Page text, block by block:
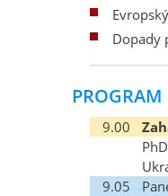
Dopady
PROGRAM
9.00
9.05